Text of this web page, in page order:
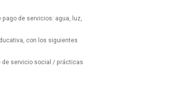
de servicios: agua, luz,
con los siguientes
de servicio social / prácticas